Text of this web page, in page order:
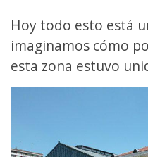
Hoy todo esto está
imaginamos cómo
esta zona estuvo